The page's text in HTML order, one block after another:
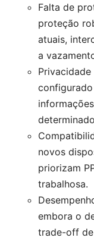
Falta de
proteção
atuais,
a
novos
priorizam
trabalhosa.
embora o
trade-off